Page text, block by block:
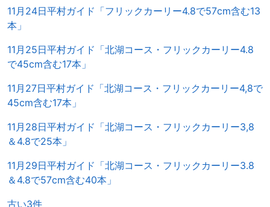
11月24日平村ガイド「フリックカーリー4.8で57cm含む13
本」
11月25日平村ガイド「北湖コース・フリックカーリー4.8
で45cm含む17本」
11月27日平村ガイド「北湖コース・フリックカーリー4,8で
45cm含む17本」
11月28日平村ガイド「北湖コース・フリックカーリー3,8
＆4.8で25本」
11月29日平村ガイド「北湖コース・フリックカーリー3.8
＆4.8で57cm含む40本」
古い3件